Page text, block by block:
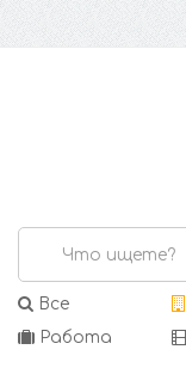
Все
Работа